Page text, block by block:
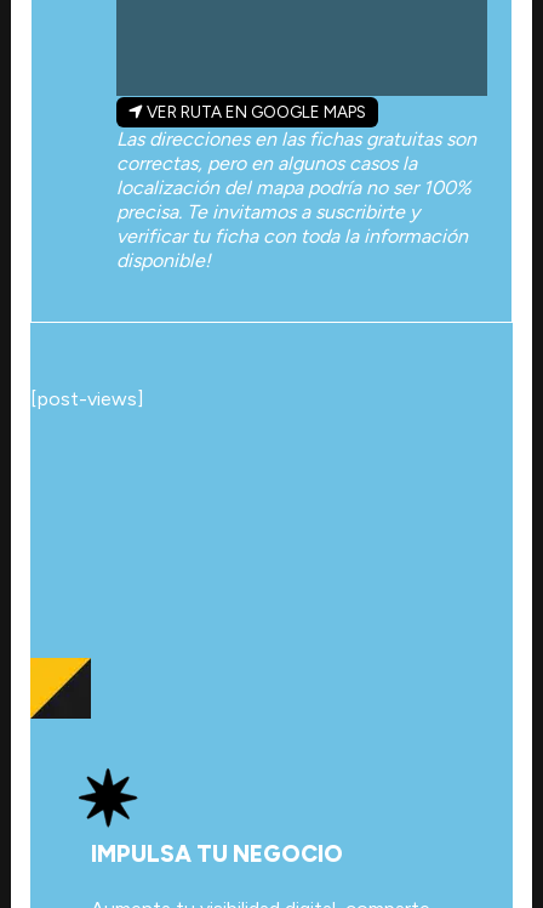
VER RUTA EN GOOGLE MAPS
Las direcciones en las fichas gratuitas son
correctas, pero en algunos casos la
localización del mapa podría no ser 100%
precisa. Te invitamos a suscribirte y
verificar tu ficha con toda la información
disponible!
[post-views]
IMPULSA TU NEGOCIO